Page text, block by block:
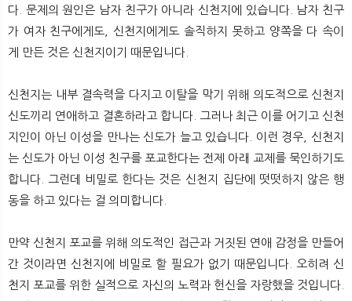
다. 문제의 원인은 남자 친구가 아니라 신천지에 있습니다. 남자 친구
가 여자 친구에게도, 신천지에게도 솔직하지 못하고 양쪽을 다 속이
게 만든 것은 신천지이기 때문입니다.
신천지는 내부 결속력을 다지고 이탈을 막기 위해 의도적으로 신천지
신도끼리 연애하고 결혼하라고 합니다. 그러나 최근 이를 어기고 신천
지인이 아닌 이성을 만나는 신도가 늘고 있습니다. 이런 경우, 신천지
는 신도가 아닌 이성 친구를 포교한다는 전제 아래 교제를 묵인하기도
합니다. 그런데 비밀로 한다는 것은 신천지 집단에 떳떳하지 않은 행
동을 하고 있다는 걸 의미합니다.
만약 신천지 포교를 위해 의도적인 접근과 거짓된 연애 감정을 만들어
간 것이라면 신천지에 비밀로 할 필요가 없기 때문입니다. 오히려 신
천지 포교를 위한 실적으로 자신의 노력과 헌신을 자랑했을 것입니다.